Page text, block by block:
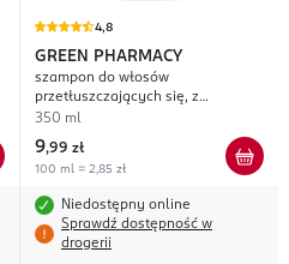
4,8
GREEN PHARMACY
szampon do włosów
przetłuszczających się, z
Nagietkiem
350 ml
9,99 zł
100 ml = 2,85 zł
Niedostępny online
Sprawdź dostępność w
drogerii